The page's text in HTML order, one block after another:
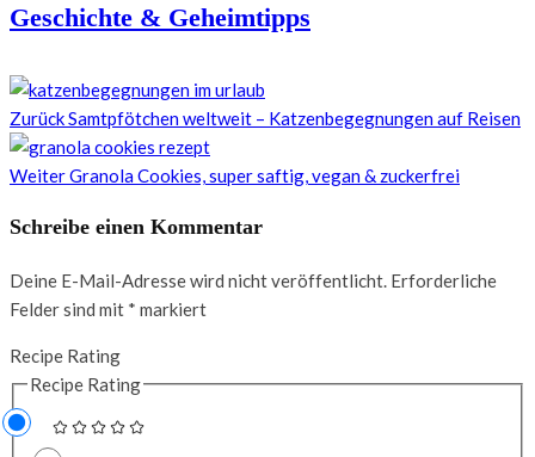
Geschichte & Geheimtipps
ZurückSamtpfötchen weltweit – Katzenbegegnungen auf Reisen
WeiterGranola Cookies, super saftig, vegan & zuckerfrei
Schreibe einen Kommentar
Deine E-Mail-Adresse wird nicht veröffentlicht. Erforderliche
Felder sind mit * markiert
Recipe Rating
Recipe Rating